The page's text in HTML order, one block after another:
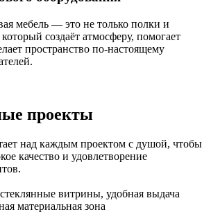
мебель — это не только полки и
создаёт атмосферу, помогает
пространство по-настоящему
проекты
над каждым проектом с душой, чтобы
качество и удовлетворение